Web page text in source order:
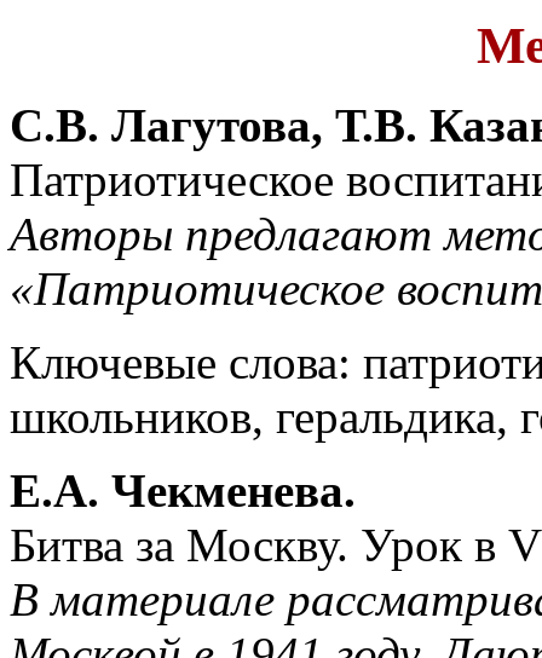
С.В. Лагутова, Т.В.
Патриотическое
Авторы предлагают
«Патриотическое
Ключевые слова:
школьников, геральдика,
Е.А. Чекменева.
Битва за Москву. Урок в
В материале